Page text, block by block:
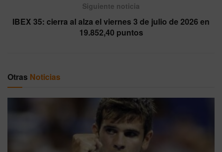
Siguiente noticia
IBEX 35: cierra al alza el viernes 3 de julio de 2026 en
19.852,40 puntos
Otras Noticias